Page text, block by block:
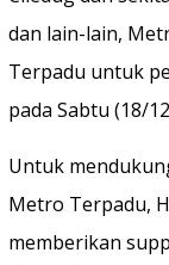
dan lain-lain,
Terpadu untuk
pada Sabtu (18/
Untuk
Metro Terpadu,
memberikan